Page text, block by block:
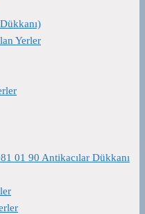
Yerler
01 90 Antikacılar Dükkanı